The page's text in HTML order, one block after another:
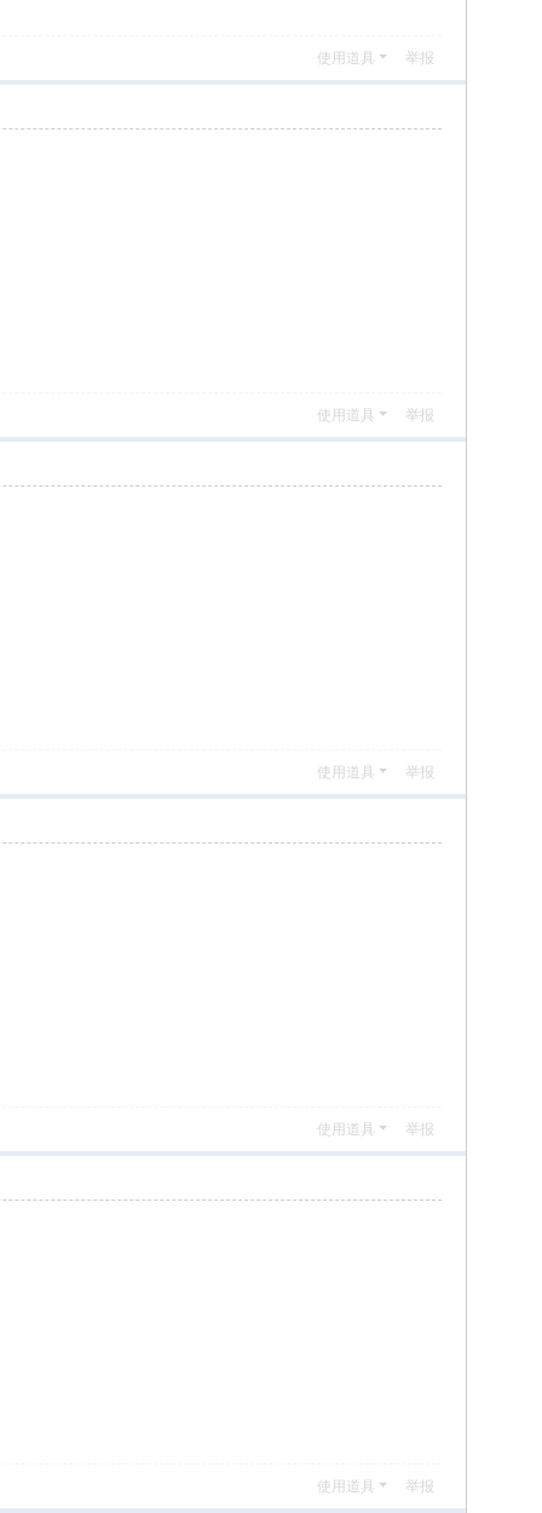
使用道具 举报
使用道具 举报
使用道具 举报
使用道具 举报
使用道具 举报